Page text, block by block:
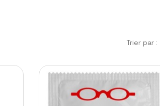
Trier par :